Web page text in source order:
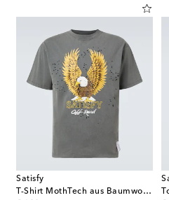
Satisfy
T-Shirt MothTech aus Baumwoll-Jersey